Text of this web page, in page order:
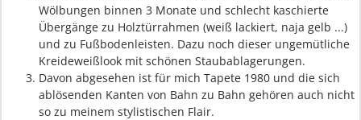
Wölbungen binnen 3 Monate und schlecht kaschierte
Übergänge zu Holztürrahmen (weiß lackiert, naja gelb ...)
und zu Fußbodenleisten. Dazu noch dieser ungemütliche
Kreideweißlook mit schönen Staubablagerungen.
Davon abgesehen ist für mich Tapete 1980 und die sich
ablösenden Kanten von Bahn zu Bahn gehören auch nicht
so zu meinem stylistischen Flair.